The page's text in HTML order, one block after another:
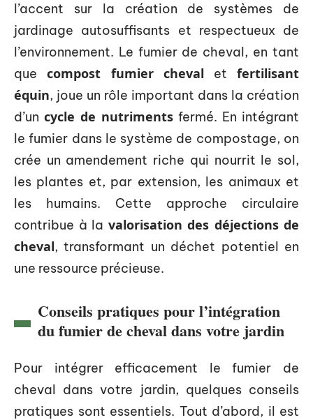
l’accent sur la création de systèmes de
jardinage autosuffisants et respectueux de
l’environnement. Le fumier de cheval, en tant
que compost fumier cheval etfertilisant
équin, joue un rôle important dans la création
d’un cycle de nutriments fermé. En intégrant
le fumier dans le système de compostage, on
crée un amendement riche qui nourrit le sol,
les plantes et, par extension, les animaux et
les humains. Cette approche circulaire
contribue à la valorisation des déjections de
cheval, transformant un déchet potentiel en
une ressource précieuse.
Conseils pratiques pour l’intégration
du fumier de cheval dans votre jardin
Pour intégrer efficacement le fumier de
cheval dans votre jardin, quelques conseils
pratiques sont essentiels. Tout d’abord, il est